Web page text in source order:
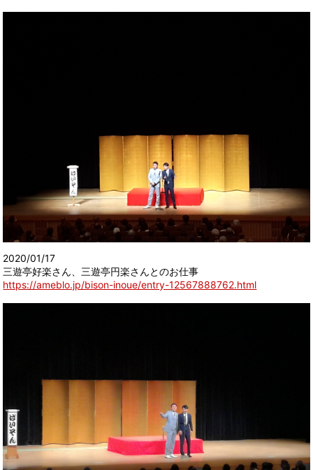
2020/01/17
三遊亭好楽さん、三遊亭円楽さんとのお仕事
https://ameblo.jp/bison-inoue/entry-12567888762.html